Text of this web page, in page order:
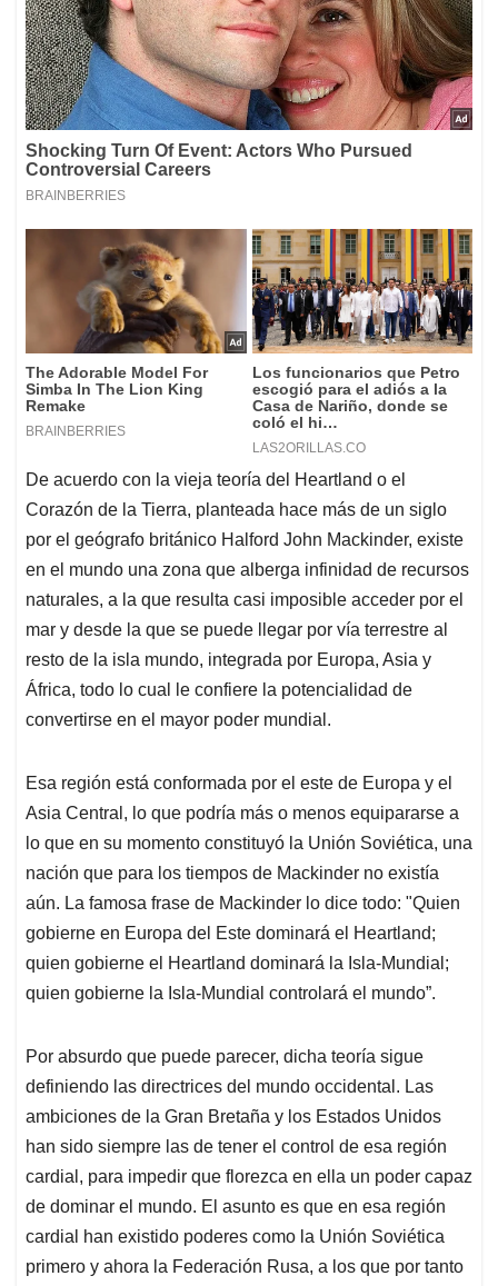
De acuerdo con la vieja teoría del Heartland o el
Corazón de la Tierra, planteada hace más de un siglo
por el geógrafo británico Halford John Mackinder, existe
en el mundo una zona que alberga infinidad de recursos
naturales, a la que resulta casi imposible acceder por el
mar y desde la que se puede llegar por vía terrestre al
resto de la isla mundo, integrada por Europa, Asia y
África, todo lo cual le confiere la potencialidad de
convertirse en el mayor poder mundial.
Esa región está conformada por el este de Europa y el
Asia Central, lo que podría más o menos equipararse a
lo que en su momento constituyó la Unión Soviética, una
nación que para los tiempos de Mackinder no existía
aún. La famosa frase de Mackinder lo dice todo: "Quien
gobierne en Europa del Este dominará el Heartland;
quien gobierne el Heartland dominará la Isla-Mundial;
quien gobierne la Isla-Mundial controlará el mundo”.
Por absurdo que puede parecer, dicha teoría sigue
definiendo las directrices del mundo occidental. Las
ambiciones de la Gran Bretaña y los Estados Unidos
han sido siempre las de tener el control de esa región
cardial, para impedir que florezca en ella un poder capaz
de dominar el mundo. El asunto es que en esa región
cardial han existido poderes como la Unión Soviética
primero y ahora la Federación Rusa, a los que por tanto